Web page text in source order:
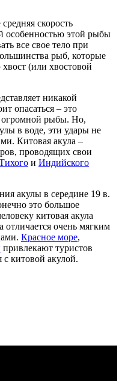
скорость
особенностью этой рыбы
все свое тело при
рыб, которые
(или хвостовой
никакой
опасаться – это
огромной рыбы. Но,
в воде, эти удары не
Китовая акула –
проводящих свои
и Индийского
акулы в середине 19 в.
это большое
китовая акула
отличается очень мягким
Красное море,
привлекают туристов
с китовой акулой.